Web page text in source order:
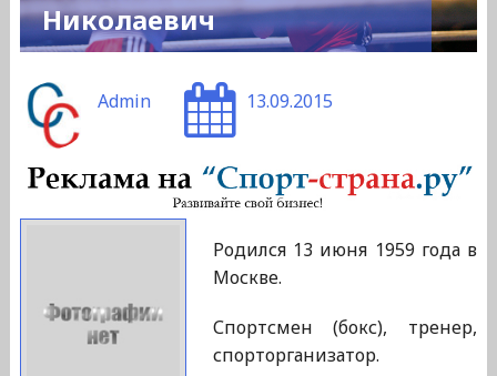
Николаевич
Admin 13.09.2015
Родился 13 июня 1959 года в
Москве.
Спортсмен (бокс), тренер,
спорторганизатор.